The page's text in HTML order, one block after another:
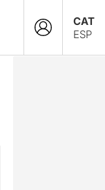
CAT
ESP